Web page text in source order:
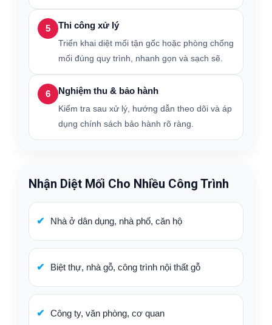
5 Thi công xử lý
Triển khai diệt mối tận gốc hoặc phòng chống
mối đúng quy trình, nhanh gọn và sạch sẽ.
6 Nghiệm thu & bảo hành
Kiểm tra sau xử lý, hướng dẫn theo dõi và áp
dụng chính sách bảo hành rõ ràng.
Nhận Diệt Mối Cho Nhiều Công Trình
Nhà ở dân dụng, nhà phố, căn hộ
Biệt thự, nhà gỗ, công trình nội thất gỗ
Công ty, văn phòng, cơ quan